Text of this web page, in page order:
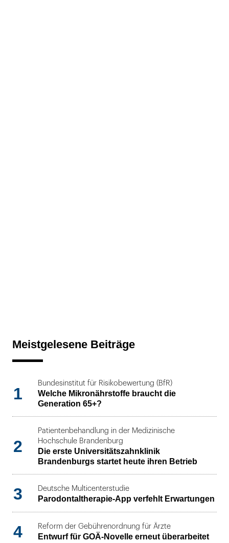
Meistgelesene Beiträge
1
Bundesinstitut für Risikobewertung (BfR)
Welche Mikronährstoffe braucht die
Generation 65+?
2
Patientenbehandlung in der Medizinische
Hochschule Brandenburg
Die erste Universitätszahnklinik
Brandenburgs startet heute ihren Betrieb
3 Deutsche Multicenterstudie
Parodontaltherapie-App verfehlt Erwartungen
4 Reform der Gebührenordnung für Ärzte
Entwurf für GOÄ-Novelle erneut überarbeitet